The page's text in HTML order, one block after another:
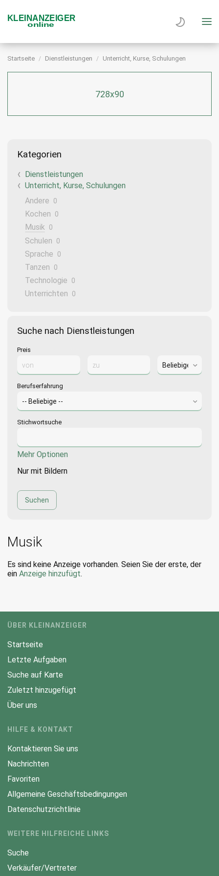
Startseite Dienstleistungen Unterricht, Kurse, Schulungen
728x90
Kategorien
Dienstleistungen
Unterricht, Kurse, Schulungen
Andere
0
Kochen 0
Musik 0
Schulen 0
Sprache 0
Tanzen 0
Technologie 0
Unterrichten 0
Suche nach Dienstleistungen
Preis
Berufserfahrung
Stichwortsuche
Mehr Optionen
Nur mit Bildern
Musik
Es sind keine Anzeige vorhanden. Seien Sie der erste, der
ein Anzeige hinzufügt.
ÜBER KLEINANZEIGER
Startseite
Letzte Aufgaben
Suche auf Karte
Zuletzt hinzugefügt
Über uns
HILFE & KONTAKT
Kontaktieren Sie uns
Nachrichten
Favoriten
Allgemeine Geschäftsbedingungen
Datenschutzrichtlinie
WEITERE HILFREICHE LINKS
Suche
Verkäufer/Vertreter